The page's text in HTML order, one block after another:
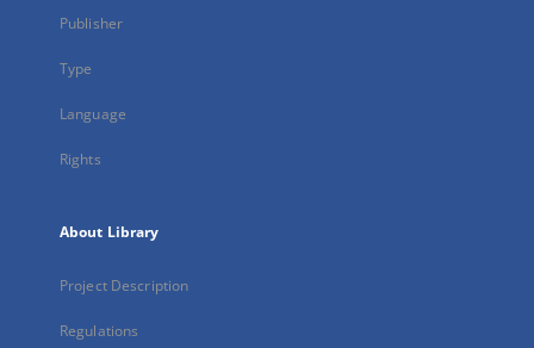
Publisher
Type
Language
Rights
About Library
Project Description
Regulations